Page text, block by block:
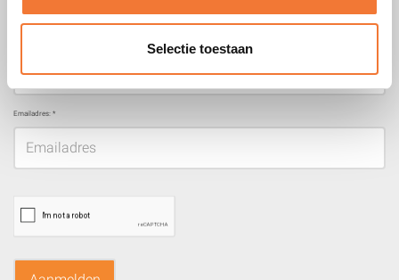
Selectie toestaan
Meld je aan voor onze nieuwsbrief
Emailadres: *